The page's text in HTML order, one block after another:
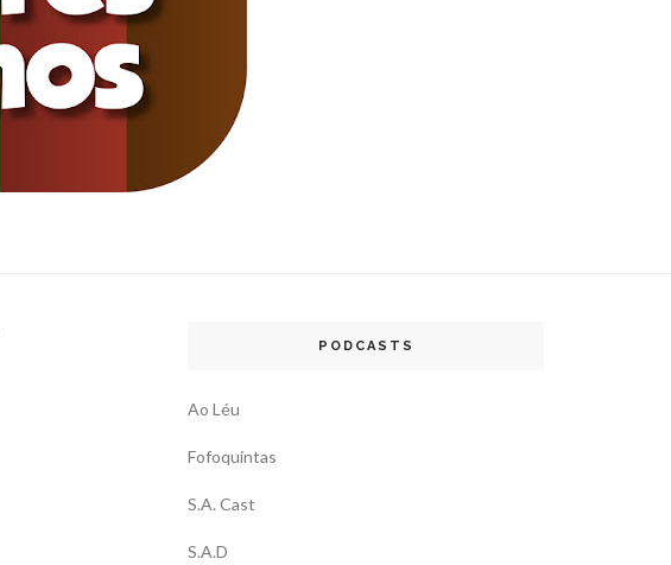
PODCASTS
Ao Léu
Fofoquintas
S.A. Cast
S.A.D